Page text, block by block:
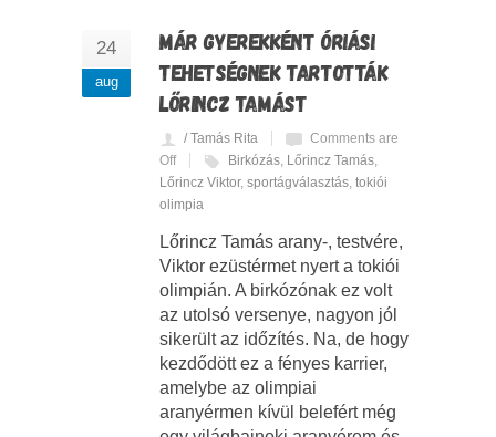
24
aug
MÁR GYEREKKÉNT ÓRIÁSI
TEHETSÉGNEK TARTOTTÁK
LŐRINCZ TAMÁST
/ Tamás Rita
Comments are
Off
Birkózás, Lőrincz Tamás,
Lőrincz Viktor, sportágválasztás, tokiói
olimpia
Lőrincz Tamás arany-, testvére,
Viktor ezüstérmet nyert a tokiói
olimpián. A birkózónak ez volt
az utolsó versenye, nagyon jól
sikerült az időzítés. Na, de hogy
kezdődött ez a fényes karrier,
amelybe az olimpiai
aranyérmen kívül belefért még